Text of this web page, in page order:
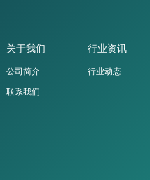
关于我们
公司简介
联系我们
行业资讯
行业动态